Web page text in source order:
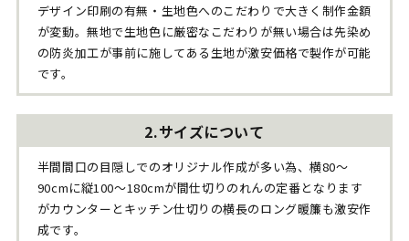
デザイン印刷の有無・生地色へのこだわりで大きく制作金額
が変動。無地で生地色に厳密なこだわりが無い場合は先染め
の防炎加工が事前に施してある生地が激安価格で製作が可能
です。
サイズについて
半間間口の目隠しでのオリジナル作成が多い為、横80～
90cmに縦100～180cmが間仕切りのれんの定番となります
がカウンターとキッチン仕切りの横長のロング暖簾も激安作
成です。